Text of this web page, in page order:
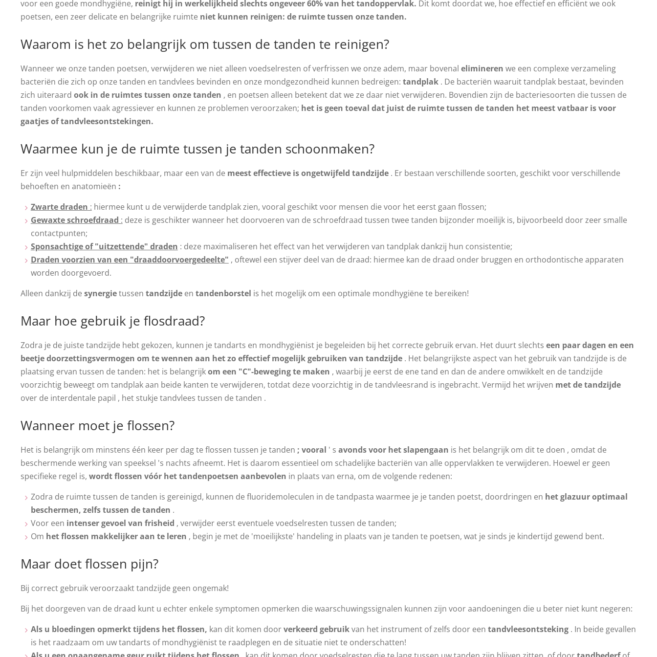
voor een goede mondhygiëne, reinigt hij in werkelijkheid slechts ongeveer 60% van het tandoppervlak. Dit komt doordat we, hoe effectief en efficiënt we ook
poetsen, een zeer delicate en belangrijke ruimte niet kunnen reinigen: de ruimte tussen onze tanden.
Waarom is het zo belangrijk om tussen de tanden te reinigen?
Wanneer we onze tanden poetsen, verwijderen we niet alleen voedselresten of verfrissen we onze adem, maar bovenal elimineren we een complexe verzameling
bacteriën die zich op onze tanden en tandvlees bevinden en onze mondgezondheid kunnen bedreigen: tandplak . De bacteriën waaruit tandplak bestaat, bevinden
zich uiteraard ook in de ruimtes tussen onze tanden , en poetsen alleen betekent dat we ze daar niet verwijderen. Bovendien zijn de bacteriesoorten die tussen de
tanden voorkomen vaak agressiever en kunnen ze problemen veroorzaken; het is geen toeval dat juist de ruimte tussen de tanden het meest vatbaar is voor
gaatjes of tandvleesontstekingen.
Waarmee kun je de ruimte tussen je tanden schoonmaken?
Er zijn veel hulpmiddelen beschikbaar, maar een van de meest effectieve is ongetwijfeld tandzijde . Er bestaan ​​verschillende soorten, geschikt voor verschillende
behoeften en anatomieën :
Zwarte draden : hiermee kunt u de verwijderde tandplak zien, vooral geschikt voor mensen die voor het eerst gaan flossen;
Gewaxte schroefdraad : deze is geschikter wanneer het doorvoeren van de schroefdraad tussen twee tanden bijzonder moeilijk is, bijvoorbeeld door zeer smalle
contactpunten;
Sponsachtige of "uitzettende" draden : deze maximaliseren het effect van het verwijderen van tandplak dankzij hun consistentie;
Draden voorzien van een "draaddoorvoergedeelte" , oftewel een stijver deel van de draad: hiermee kan de draad onder bruggen en orthodontische apparaten
worden doorgevoerd.
Alleen dankzij de synergietussen tandzijde en tandenborstel is het mogelijk om een ​​optimale mondhygiëne te bereiken!
Maar hoe gebruik je flosdraad?
Zodra je de juiste tandzijde hebt gekozen, kunnen je tandarts en mondhygiënist je begeleiden bij het correcte gebruik ervan. Het duurt slechts een paar dagen en een
beetje doorzettingsvermogen om te wennen aan het zo effectief mogelijk gebruiken van tandzijde . Het belangrijkste aspect van het gebruik van tandzijde is de
plaatsing ervan tussen de tanden: het is belangrijkom een ​​"C"-beweging te maken , waarbij je eerst de ene tand en dan de andere omwikkelt en de tandzijde
voorzichtig beweegt om tandplak aan beide kanten te verwijderen, totdat deze voorzichtig in de tandvleesrand is ingebracht. Vermijd het wrijven met de tandzijde
over de interdentale papil , het stukje tandvlees tussen de tanden .
Wanneer moet je flossen?
Het is belangrijk om minstens één keer per dag te flossen tussen je tanden ; vooral ' s avonds voor het slapengaan is het belangrijk om dit te doen , omdat de
beschermende werking van speeksel 's nachts afneemt. Het is daarom essentieel om schadelijke bacteriën van alle oppervlakken te verwijderen. Hoewel er geen
specifieke regel is, wordt flossen vóór het tandenpoetsen aanbevolen in plaats van erna, om de volgende redenen:
Zodra de ruimte tussen de tanden is gereinigd, kunnen de fluoridemoleculen in de tandpasta waarmee je je tanden poetst, doordringen en het glazuur optimaal
beschermen, zelfs tussen de tanden .
Voor een intenser gevoel van frisheid , verwijder eerst eventuele voedselresten tussen de tanden;
Om het flossen makkelijker aan te leren , begin je met de 'moeilijkste' handeling in plaats van je tanden te poetsen, wat je sinds je kindertijd gewend bent.
Maar doet flossen pijn?
Bij correct gebruik veroorzaakt tandzijde geen ongemak!
Bij het doorgeven van de draad kunt u echter enkele symptomen opmerken die waarschuwingssignalen kunnen zijn voor aandoeningen die u beter niet kunt negeren:
Als u bloedingen opmerkt tijdens het flossen, kan dit komen doorverkeerd gebruikvan het instrument of zelfs door een tandvleesontsteking. In beide gevallen
is het raadzaam om uw tandarts of mondhygiënist te raadplegen en de situatie niet te onderschatten!